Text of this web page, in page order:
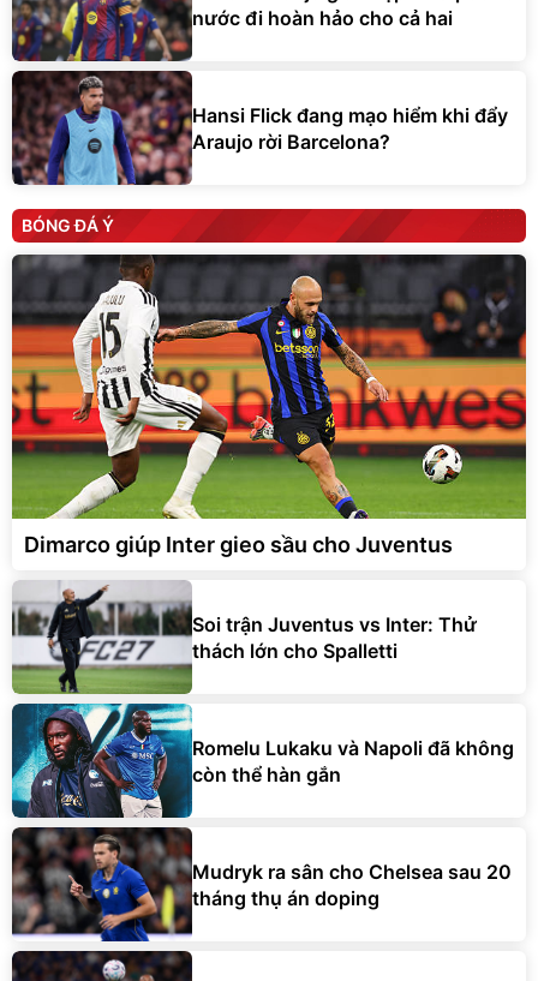
nước đi hoàn hảo cho cả hai
Hansi Flick đang mạo hiểm khi đẩy
Araujo rời Barcelona?
BÓNG ĐÁ Ý
Dimarco giúp Inter gieo sầu cho Juventus
Soi trận Juventus vs Inter: Thử
thách lớn cho Spalletti
Romelu Lukaku và Napoli đã không
còn thể hàn gắn
Mudryk ra sân cho Chelsea sau 20
tháng thụ án doping